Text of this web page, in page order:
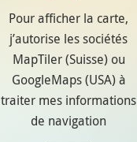
Pour afficher la carte,
j’autorise les sociétés
MapTiler (Suisse) ou
GoogleMaps (USA) à
traiter mes informations
de navigation